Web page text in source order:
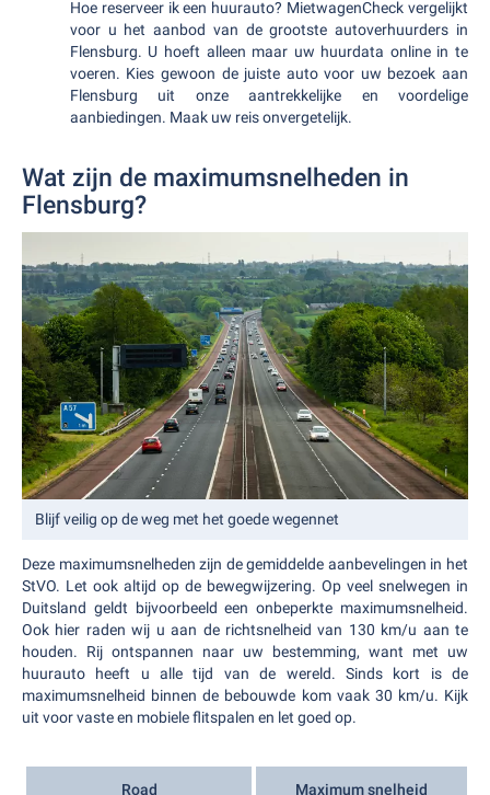
Hoe reserveer ik een huurauto? MietwagenCheck vergelijkt
voor u het aanbod van de grootste autoverhuurders in
Flensburg. U hoeft alleen maar uw huurdata online in te
voeren. Kies gewoon de juiste auto voor uw bezoek aan
Flensburg uit onze aantrekkelijke en voordelige
aanbiedingen. Maak uw reis onvergetelijk.
Wat zijn de maximumsnelheden in
Flensburg?
Blijf veilig op de weg met het goede wegennet
Deze maximumsnelheden zijn de gemiddelde aanbevelingen in het
StVO. Let ook altijd op de bewegwijzering. Op veel snelwegen in
Duitsland geldt bijvoorbeeld een onbeperkte maximumsnelheid.
Ook hier raden wij u aan de richtsnelheid van 130 km/u aan te
houden. Rij ontspannen naar uw bestemming, want met uw
huurauto heeft u alle tijd van de wereld. Sinds kort is de
maximumsnelheid binnen de bebouwde kom vaak 30 km/u. Kijk
uit voor vaste en mobiele flitspalen en let goed op.
Road Maximum snelheid